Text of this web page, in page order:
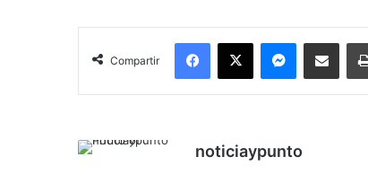
Compartir
Facebook
X Messenger
Compartir por
noticiaypunto